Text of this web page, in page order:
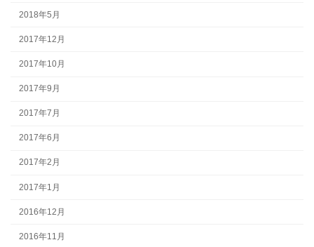
2018年5月
2017年12月
2017年10月
2017年9月
2017年7月
2017年6月
2017年2月
2017年1月
2016年12月
2016年11月